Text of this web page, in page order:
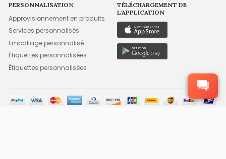
PERSONNALISATION
Approvisionnement en produits
Services personnalisés
Emballage personnalisé
Étiquettes personnalisées
Étiquettes personnalisées
TÉLÉCHARGEMENT DE
L'APPLICATION